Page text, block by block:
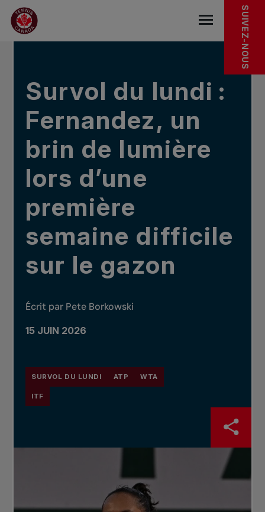
Sauter au menu principal
Sauter au contenu principal
Sauter au pied de page
DANS LES NOUVELLES SUIVEZ-NOUS
Survol du lundi :
Fernandez, un
brin de lumière
lors d’une
première
semaine difficile
sur le gazon
Écrit par Pete Borkowski
15 JUIN 2026
SURVOL DU LUNDI ATP WTA
ITF